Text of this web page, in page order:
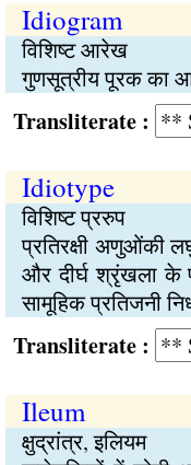
Idiogram
विशिष्ट आरेख
गुणसूत्रीय पूरक का
:
Idiotype
विशिष्ट प्ररुप
प्रतिरक्षी अणुओंकी
और दीर्घ श्रृंखला के
सामूहिक प्रतिजनी
:
Ileum
क्षुद्रांत्र, इलियम